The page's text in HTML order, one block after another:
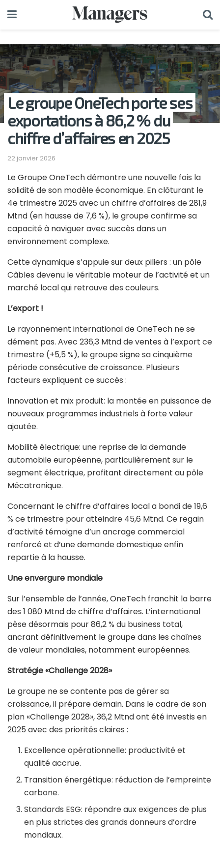
Le groupe OneTech porte ses
exportations à 86,2 % du
chiffre d’affaires en 2025
22 janvier 2026
Le Groupe OneTech démontre une nouvelle fois la
solidité de son modèle économique. En clôturant le
4e trimestre 2025 avec un chiffre d’affaires de 281,9
Mtnd (en hausse de 7,6 %), le groupe confirme sa
capacité à naviguer avec succès dans un
environnement complexe.
Cette dynamique s’appuie sur deux piliers : un pôle
Câbles devenu le véritable moteur de l’activité et un
marché local qui retrouve des couleurs.
L’export !
Le rayonnement international de OneTech ne se
dément pas. Avec 236,3 Mtnd de ventes à l’export ce
trimestre (+5,5 %), le groupe signe sa cinquième
période consécutive de croissance. Plusieurs
facteurs expliquent ce succès :
Innovation et mix produit: la montée en puissance de
nouveaux programmes industriels à forte valeur
ajoutée.
Mobilité électrique: une reprise de la demande
automobile européenne, particulièrement sur le
segment électrique, profitant directement au pôle
Mécatronique.
Concernant le chiffre d’affaires local a bondi de 19,6
% ce trimestre pour atteindre 45,6 Mtnd. Ce regain
d’activité témoigne d’un ancrage commercial
renforcé et d’une demande domestique enfin
repartie à la hausse.
Une envergure mondiale
Sur l’ensemble de l’année, OneTech franchit la barre
des 1 080 Mtnd de chiffre d’affaires. L’international
pèse désormais pour 86,2 % du business total,
ancrant définitivement le groupe dans les chaînes
de valeur mondiales, notamment européennes.
Stratégie «Challenge 2028»
Le groupe ne se contente pas de gérer sa
croissance, il prépare demain. Dans le cadre de son
plan «Challenge 2028», 36,2 Mtnd ont été investis en
2025 avec des priorités claires :
Excellence opérationnelle: productivité et
qualité accrue.
Transition énergétique: réduction de l’empreinte
carbone.
Standards ESG: répondre aux exigences de plus
en plus strictes des grands donneurs d’ordre
mondiaux.